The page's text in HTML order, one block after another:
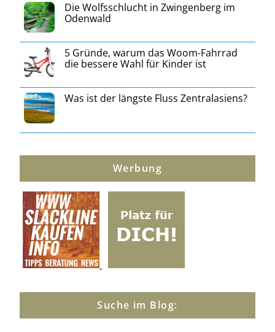
Die Wolfsschlucht in Zwingenberg im
Odenwald
5 Gründe, warum das Woom-Fahrrad
die bessere Wahl für Kinder ist
Was ist der längste Fluss Zentralasiens?
Werbung
Suche im Blog: